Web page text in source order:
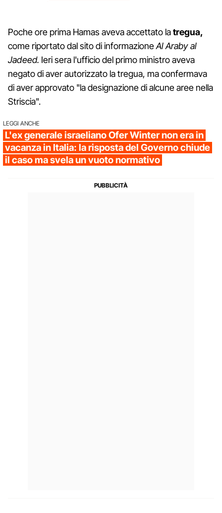
Poche ore prima Hamas aveva accettato latregua,
come riportato dal sito di informazioneAl Araby al
Jadeed. Ieri sera l'ufficio del primo ministro aveva
negato di aver autorizzato la tregua, ma confermava
di aver approvato "la designazione di alcune aree nella
Striscia".
LEGGI ANCHE
L'ex generale israeliano Ofer Winter non era in
vacanza in Italia: la risposta del Governo chiude
il caso ma svela un vuoto normativo